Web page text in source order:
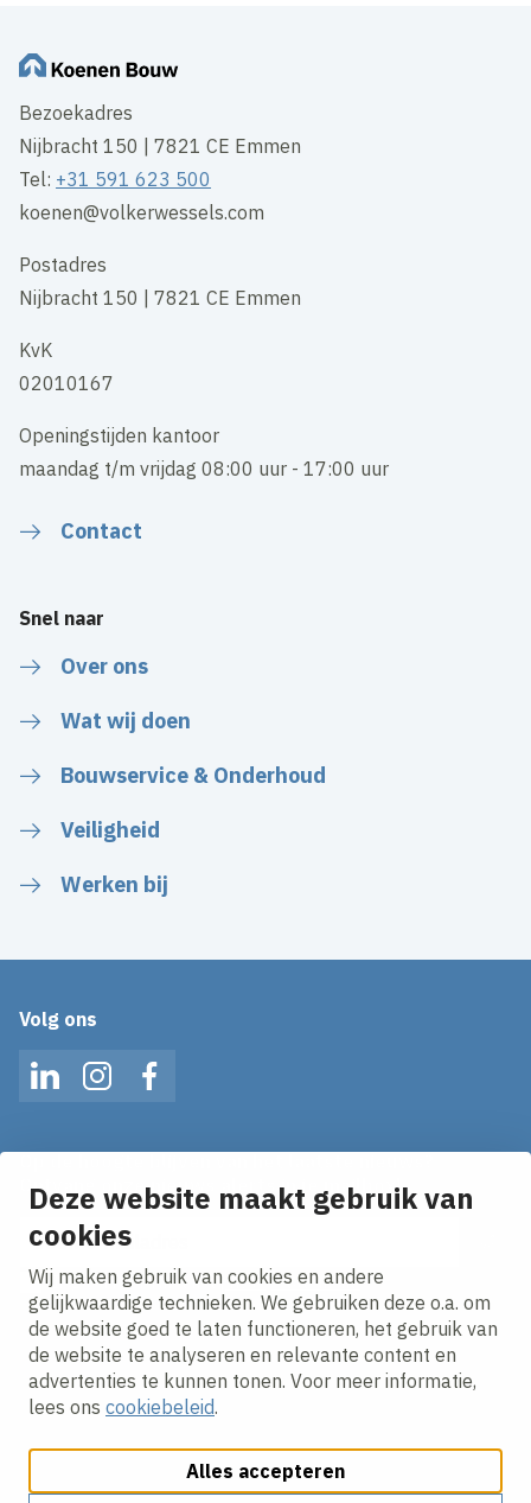
Deze website maakt gebruik van
cookies
Wij maken gebruik van cookies en andere
gelijkwaardige technieken. We gebruiken deze o.a. om
de website goed te laten functioneren, het gebruik van
de website te analyseren en relevante content en
advertenties te kunnen tonen. Voor meer informatie,
lees ons cookiebeleid.
Alles accepteren
Bezoekadres
Nijbracht 150 | 7821 CE Emmen
Tel: +31 591 623 500
koenen@volkerwessels.com
Postadres
Nijbracht 150 | 7821 CE Emmen
KvK
02010167
Openingstijden kantoor
maandag t/m vrijdag 08:00 uur - 17:00 uur
Contact
Snel naar
Over ons
Wat wij doen
Bouwservice & Onderhoud
Veiligheid
Werken bij
Volg ons
LinkedInInstagramFacebook
Ontvang onze nieuws alerts in je mailbox!
E-mailadres
Ik ga akkoord met hetprivacy statement.
Cookies aanpassenCookiebeleidPrivacy policy